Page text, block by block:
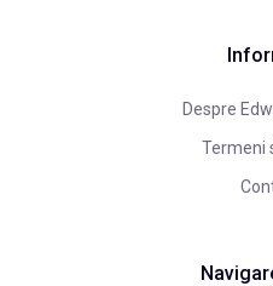
Despre
Termeni